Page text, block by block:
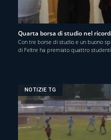
Quarta borsa di studio nel
Con tre borse di studio e un buono
di Feltre ha premiato quattro
NOTIZIE TG